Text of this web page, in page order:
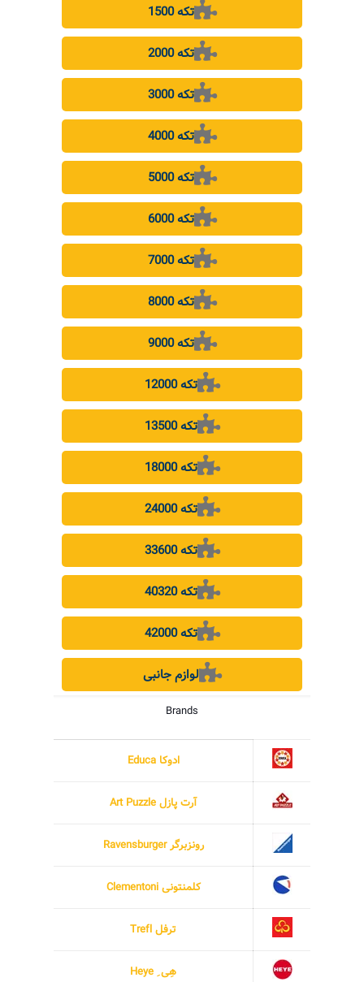
1500 تکه
2000 تکه
3000 تکه
4000 تکه
5000 تکه
6000 تکه
7000 تکه
8000 تکه
9000 تکه
12000 تکه
13500 تکه
18000 تکه
24000 تکه
33600 تکه
40320 تکه
42000 تکه
لوازم جانبی
Brands
ادوکا Educa
آرت پازل Art Puzzle
رونزبرگر Ravensburger
کلمنتونی Clementoni
ترفل Trefl
هِی ِ Heye